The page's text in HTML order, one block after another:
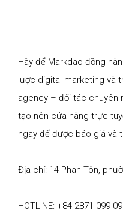
Hãy để Markdao đồng
lược digital marketing và
agency – đối tác chuyên
tạo nên cửa hàng trực
ngay để được báo giá và
Địa chỉ: 14 Phan Tôn,
HOTLINE: +84 2871 099